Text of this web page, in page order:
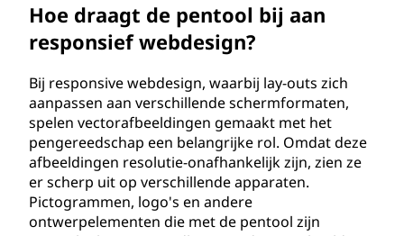
Hoe draagt de pentool bij aan
responsief webdesign?
Bij responsive webdesign, waarbij lay-outs zich
aanpassen aan verschillende schermformaten,
spelen vectorafbeeldingen gemaakt met het
pengereedschap een belangrijke rol. Omdat deze
afbeeldingen resolutie-onafhankelijk zijn, zien ze
er scherp uit op verschillende apparaten.
Pictogrammen, logo's en andere
ontwerpelementen die met de pentool zijn